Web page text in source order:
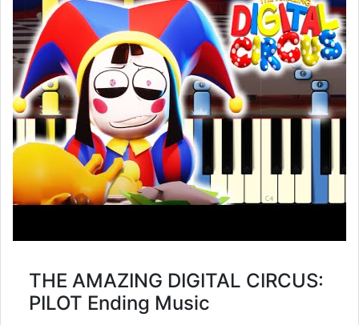
THE AMAZING DIGITAL CIRCUS:
PILOT Ending Music